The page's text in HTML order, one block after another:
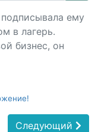
ему
в лагерь.
бизнес, он
Следующий